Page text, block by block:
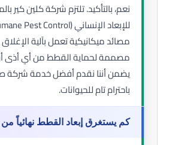
نعم، بالتأكيد. تلتزم شركة كلين كير
مصائد ميكانيكية تعمل بآلية
مصممة لحماية القطط من أي أذى
يضمن أننا نقدم أفضل خدمة شركة
باحترام تام للحيوانات.
كم يستغرق إبعاد القطط نهائياً